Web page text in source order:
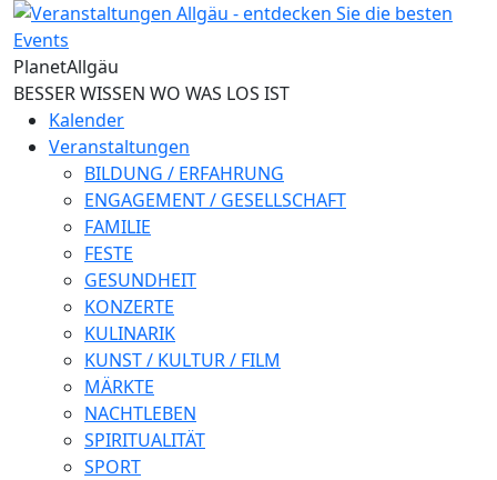
Direkt zum Inhalt
PlanetAllgäu
BESSER WISSEN WO WAS LOS IST
Kalender
Veranstaltungen
BILDUNG / ERFAHRUNG
ENGAGEMENT / GESELLSCHAFT
FAMILIE
FESTE
GESUNDHEIT
KONZERTE
KULINARIK
KUNST / KULTUR / FILM
MÄRKTE
NACHTLEBEN
SPIRITUALITÄT
SPORT